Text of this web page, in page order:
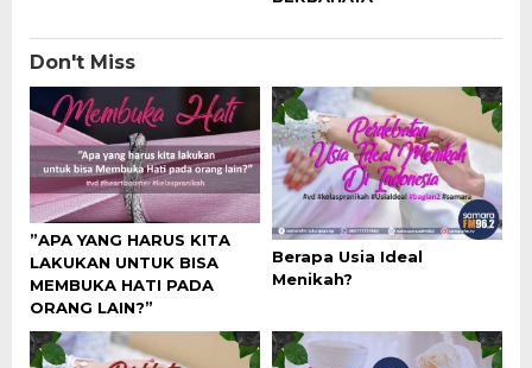
Don't Miss
”APA YANG HARUS KITA
LAKUKAN UNTUK BISA
MEMBUKA HATI PADA
ORANG LAIN?”
Berapa Usia Ideal
Menikah?